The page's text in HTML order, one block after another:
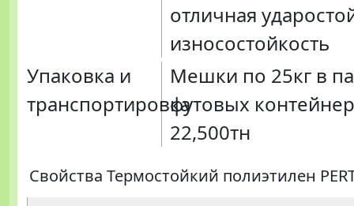
отличная
износостойкость
Упаковка и
транспортировка
Мешки по 25кг в
футовых
22,500тн
Свойства Термостойкий полиэтилен